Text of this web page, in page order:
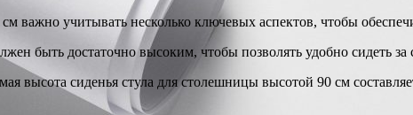
важно учитывать несколько ключевых аспектов, чтобы
быть достаточно высоким, чтобы позволять удобно сидеть
высота сиденья стула для столешницы высотой 90 см